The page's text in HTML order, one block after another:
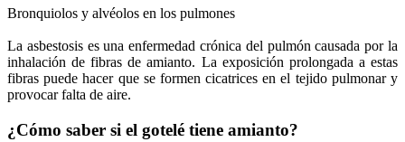
Bronquiolos y alvéolos en los pulmones
La asbestosis es una enfermedad crónica del pulmón causada por la
inhalación de fibras de amianto. La exposición prolongada a estas
fibras puede hacer que se formen cicatrices en el tejido pulmonar y
provocar falta de aire.
¿Cómo saber si el gotelé tiene amianto?